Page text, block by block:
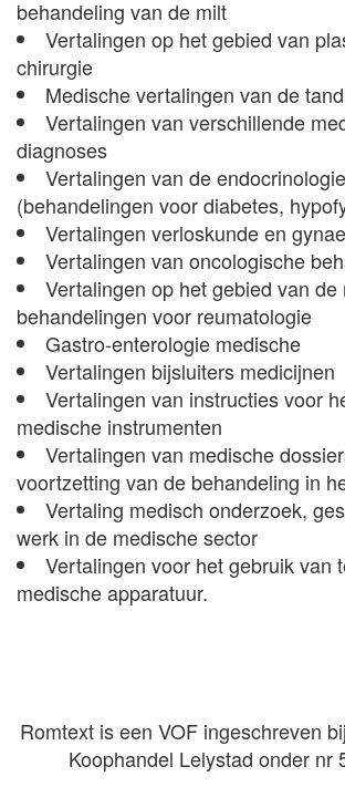
behandeling van de milt
Vertalingen op het gebied van
chirurgie
Medische vertalingen van de
Vertalingen van verschillende
diagnoses
Vertalingen van de endocrinologie
(behandelingen voor diabetes,
Vertalingen verloskunde en
Vertalingen van oncologische
Vertalingen op het gebied van de
behandelingen voor reumatologie
Gastro-enterologie medische
Vertalingen bijsluiters medicijnen
Vertalingen van instructies voor
medische instrumenten
Vertalingen van medische
voortzetting van de behandeling in
Vertaling medisch onderzoek,
werk in de medische sector
Vertalingen voor het gebruik van
medische apparatuur.
Romtext is een VOF ingeschreven
Koophandel Lelystad onder nr